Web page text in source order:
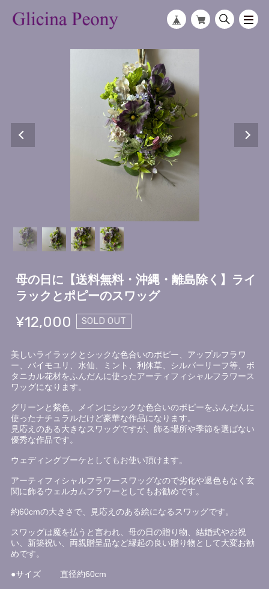
母の日に【送料無料・沖縄・離島除く】ライ
ラックとポピーのスワッグ
¥12,000 SOLD OUT
美しいライラックとシックな色合いのポピー、アップルフラワ
ー、バイモユリ、水仙、ミント、利休草、シルバーリーフ等、ボ
タニカル花材をふんだんに使ったアーティフィシャルフラワース
ワッグになります。
グリーンと紫色、メインにシックな色合いのポピーをふんだんに
使ったナチュラルだけど豪華な作品になります。
見応えのある大きなスワッグですが、飾る場所や季節を選ばない
優秀な作品です。
ウェディングブーケとしてもお使い頂けます。
アーティフィシャルフラワースワッグなので劣化や退色もなく玄
関に飾るウェルカムフラワーとしてもお勧めです。
約60cmの大きさで、見応えのある絵になるスワッグです。
スワッグは魔を払うと言われ、母の日の贈り物、結婚式やお祝
い、新築祝い、両親贈呈品など縁起の良い贈り物として大変お勧
めです。
●サイズ 直径約60cm